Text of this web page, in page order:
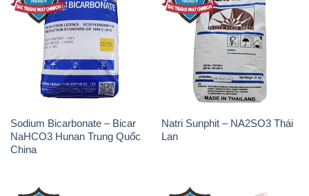
Sodium Bicarbonate – Bicar
NaHCO3 Hunan Trung Quốc
China
Natri Sunphit – NA2SO3 Thái
Lan